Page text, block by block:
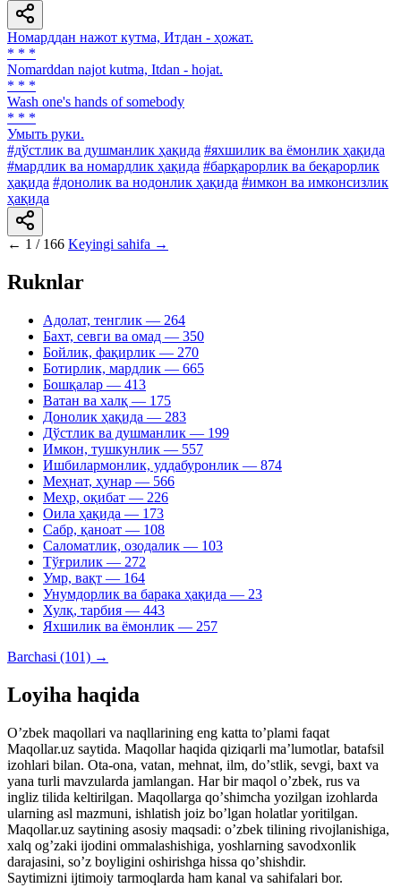
Номарддан нажот кутма, Итдан - ҳожат.
* * *
Nomarddan najot kutma, Itdan - hojat.
* * *
Wash one's hands of somebody
* * *
Умыть руки.
#дўстлик ва душманлик ҳақида #яхшилик ва ёмонлик ҳақида
#мардлик ва номардлик ҳақида #барқарорлик ва беқарорлик
ҳақида #донолик ва нодонлик ҳақида #имкон ва имконсизлик
ҳақида
← 1 / 166 Keyingi sahifa →
Ruknlar
Адолат, тенглик — 264
Бахт, севги ва омад — 350
Бойлик, фақирлик — 270
Ботирлик, мардлик — 665
Бошқалар — 413
Ватан ва халқ — 175
Донолик ҳақида — 283
Дўстлик ва душманлик — 199
Имкон, тушкунлик — 557
Ишбилармонлик, уддабуронлик — 874
Меҳнат, ҳунар — 566
Меҳр, оқибат — 226
Оила ҳақида — 173
Сабр, қаноат — 108
Саломатлик, озодалик — 103
Тўғрилик — 272
Умр, вақт — 164
Унумдорлик ва барака ҳақида — 23
Хулқ, тарбия — 443
Яхшилик ва ёмонлик — 257
Barchasi (101) →
Loyiha haqida
Oʼzbek maqollari va naqllarining eng katta toʼplami faqat
Maqollar.uz saytida. Maqollar haqida qiziqarli maʼlumotlar, batafsil
izohlari bilan. Ota-ona, vatan, mehnat, ilm, doʼstlik, sevgi, baxt va
yana turli mavzularda jamlangan. Har bir maqol oʼzbek, rus va
ingliz tilida keltirilgan. Maqollarga qoʼshimcha yozilgan izohlarda
ularning asl mazmuni, ishlatish joiz boʼlgan holatlar yoritilgan.
Maqollar.uz saytining asosiy maqsadi: oʼzbek tilining rivojlanishiga,
xalq ogʼzaki ijodini ommalashishiga, yoshlarning savodxonlik
darajasini, soʼz boyligini oshirishga hissa qoʼshishdir.
Saytimizni ijtimoiy tarmoqlarda ham kanal va sahifalari bor.